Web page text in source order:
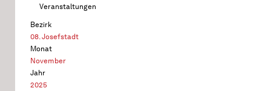
Veranstaltungen
Bezirk
08. Josefstadt
Monat
November
Jahr
2025